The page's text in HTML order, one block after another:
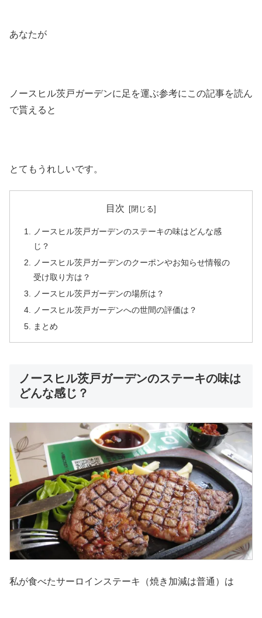
あなたが
ノースヒル茨戸ガーデンに足を運ぶ参考にこの記事を読ん
で貰えると
とてもうれしいです。
目次
ノースヒル茨戸ガーデンのステーキの味はどんな感
じ？
ノースヒル茨戸ガーデンのクーポンやお知らせ情報の
受け取り方は？
ノースヒル茨戸ガーデンの場所は？
ノースヒル茨戸ガーデンへの世間の評価は？
まとめ
ノースヒル茨戸ガーデンのステーキの味は
どんな感じ？
私が食べたサーロインステーキ（焼き加減は普通）は